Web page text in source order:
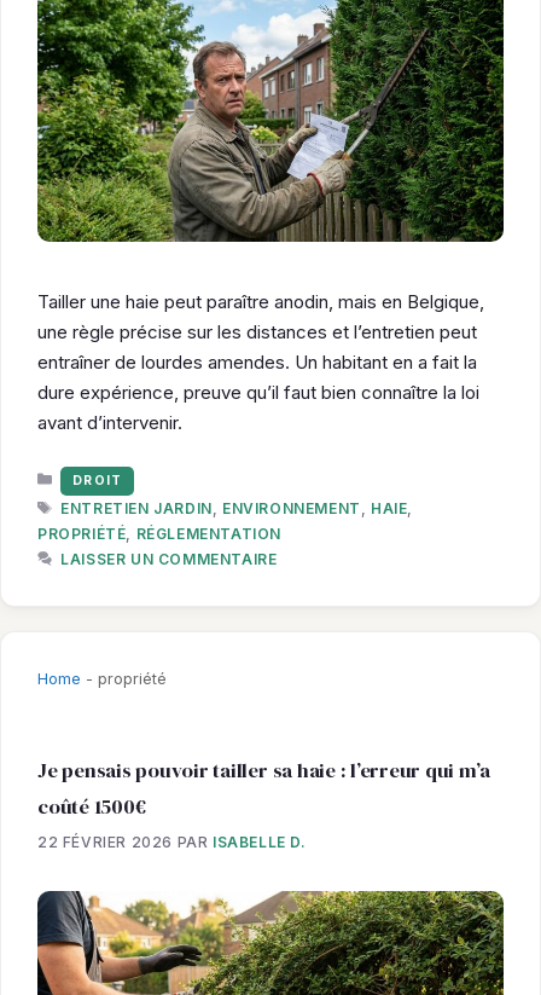
Tailler une haie peut paraître anodin, mais en Belgique,
une règle précise sur les distances et l’entretien peut
entraîner de lourdes amendes. Un habitant en a fait la
dure expérience, preuve qu’il faut bien connaître la loi
avant d’intervenir.
CATÉGORIES
DROIT
ÉTIQUETTES
ENTRETIEN JARDIN ENVIRONNEMENT HAIE
PROPRIÉTÉ
RÉGLEMENTATION
LAISSER UN COMMENTAIRE
Home - propriété
Je pensais pouvoir tailler sa haie : l’erreur qui m’a
coûté 1500€
22 FÉVRIER 2026 PAR ISABELLE D.